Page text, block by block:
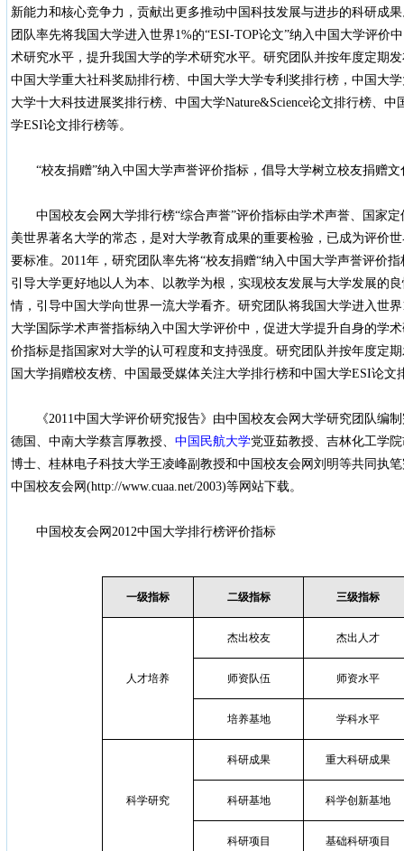
新能力和核心竞争力，贡献出更多推动中国科技发展与进步的科研成
团队率先将我国大学进入世界1%的“ESI-TOP论文”纳入中国大学评价
术研究水平，提升我国大学的学术研究水平。研究团队并按年度定期
中国大学重大社科奖励排行榜、中国大学大学专利奖排行榜，中国大
大学十大科技进展奖排行榜、中国大学Nature&Science论文排行榜、
学ESI论文排行榜等。
“校友捐赠”纳入中国大学声誉评价指标，倡导大学树立校友捐赠文
中国校友会网大学排行榜“综合声誉”评价指标由学术声誉、国家定
美世界著名大学的常态，是对大学教育成果的重要检验，已成为评价
要标准。2011年，研究团队率先将“校友捐赠“纳入中国大学声誉评价
引导大学更好地以人为本、以教学为根，实现校友发展与大学发展的
情，引导中国大学向世界一流大学看齐。研究团队将我国大学进入世
大学国际学术声誉指标纳入中国大学评价中，促进大学提升自身的学
价指标是指国家对大学的认可程度和支持强度。研究团队并按年度定
国大学捐赠校友榜、中国最受媒体关注大学排行榜和中国大学ESI论文
《2011中国大学评价研究报告》由中国校友会网大学研究团队编制
德国、中南大学蔡言厚教授、 中国民航大学党亚茹教授、吉林化工学
博士、桂林电子科技大学王凌峰副教授和中国校友会网刘明等共同执
中国校友会网(http://www.cuaa.net/2003)等网站下载。
中国校友会网2012中国大学排行榜评价指标
一级指标 二级指标 三级指标
人才培养
杰出校友 杰出人才
师资队伍 师资水平
培养基地 学科水平
科学研究
科研成果 重大科研成果
科研基地 科学创新基地
科研项目 基础科研项目